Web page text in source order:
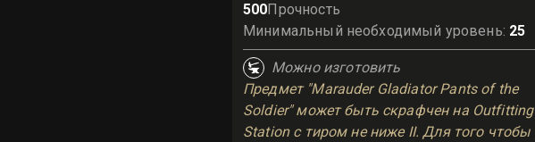
500Прочность
Минимальный необходимый уровень: 25
Можно изготовить
Предмет "Marauder Gladiator Pants of the
Soldier" может быть скрафчен на Outfitting
Station с тиром не ниже II. Для того чтобы